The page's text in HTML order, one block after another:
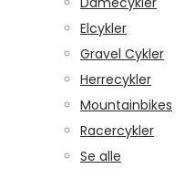
Elcykler
Gravel Cykler
Herrecykler
Mountainbikes
Racercykler
Se alle